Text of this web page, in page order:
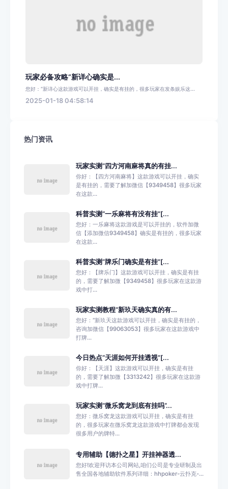
玩家必备攻略“新详心确实是...
您好：“新详心这款游戏可以开挂，确实是有挂的，很多玩家在发条娱乐这...
2025-01-18 04:58:14
热门资讯
玩家实测“四方河南麻将真的有挂...
你好：【四方河南麻将】这款游戏可以开挂，确实
是有挂的，需要了解加微信【9349458】很多玩家
在这款...
科普实测“一乐麻将有没有挂”[...
您好：一乐麻将这款游戏是可以开挂的，软件加微
信【添加微信9349458】确实是有挂的，很多玩家
在这款...
科普实测“牌乐门确实是有挂”[...
您好：【牌乐门】这款游戏可以开挂，确实是有挂
的，需要了解加微【9349458】很多玩家在这款游
戏中打...
玩家实测教程“新玖天确实真的有...
您好：“新玖天这款游戏可以开挂，确实是有挂的，
咨询加微信【99063053】很多玩家在这款游戏中
打牌...
今日热点“天涯如何开挂透视”[...
你好：【天涯】这款游戏可以开挂，确实是有挂
的，需要了解加微【3313242】很多玩家在这款游
戏中打牌...
玩家实测“微乐窝龙到底有挂吗”...
您好：微乐窝龙这款游戏可以开挂，确实是有挂
的，很多玩家在微乐窝龙这款游戏中打牌都会发现
很多用户的牌特...
专用辅助【德扑之星】开挂神器透...
您好!欢迎拜访本公司网站,咱们公司是专业研制及出
售全国各地辅助软件系列详细：hhpoker-云扑克-...